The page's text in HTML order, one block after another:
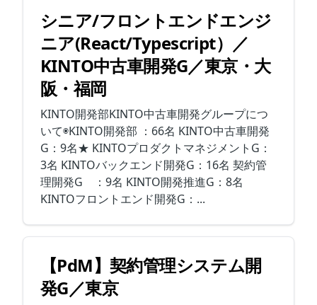
シニア/フロントエンドエンジ
ニア(React/Typescript）／
KINTO中古車開発G／東京・大
阪・福岡
KINTO開発部KINTO中古車開発グループにつ
いて◉KINTO開発部 ：66名 KINTO中古車開発
G：9名★ KINTOプロダクトマネジメントG：
3名 KINTOバックエンド開発G：16名 契約管
理開発G ：9名 KINTO開発推進G：8名
KINTOフロントエンド開発G：...
【PdM】契約管理システム開
発G／東京